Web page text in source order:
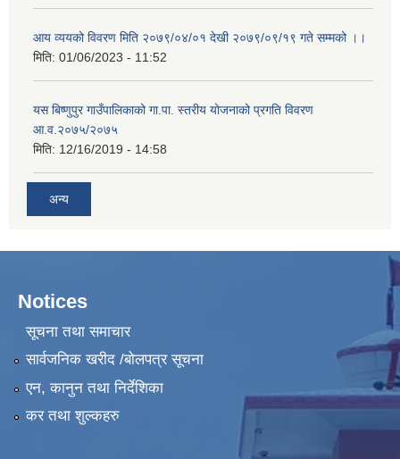
आय व्ययको विवरण मिति २०७९/०४/०१ देखी २०७९/०९/१९ गते सम्मको ।।
मिति: 01/06/2023 - 11:52
यस बिष्णुपुर गाउँपालिकाको गा.पा. स्तरीय योजनाको प्रगति विवरण
आ.व.२०७५/२०७५
मिति: 12/16/2019 - 14:58
अन्य
Notices
सूचना तथा समाचार
सार्वजनिक खरीद /बोलपत्र सूचना
एन, कानुन तथा निर्देशिका
कर तथा शुल्कहरु